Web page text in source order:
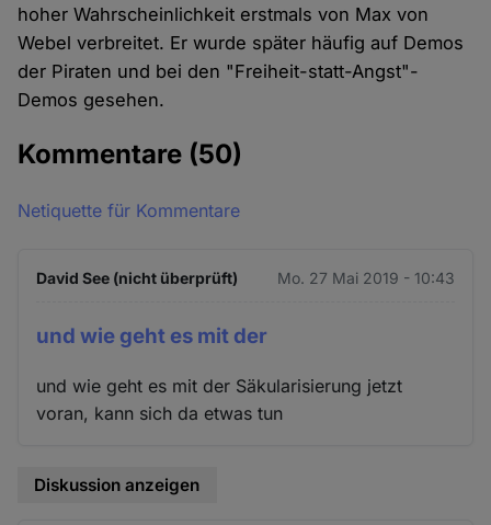
hoher Wahrscheinlichkeit erstmals von Max von
Webel verbreitet. Er wurde später häufig auf Demos
der Piraten und bei den "Freiheit-statt-Angst"-
Demos gesehen.
Kommentare (50)
Netiquette für Kommentare
David See (nicht überprüft) Mo. 27 Mai 2019 - 10:43
und wie geht es mit der
und wie geht es mit der Säkularisierung jetzt
voran, kann sich da etwas tun
Diskussion anzeigen